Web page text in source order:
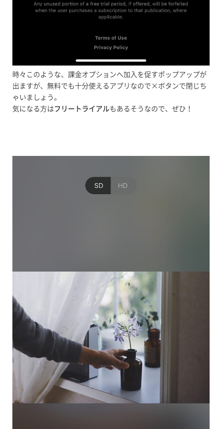
時々このような、課金オプションへ加入を促すポップアップが
出ますが、無料でも十分使えるアプリなので×ボタンで閉じち
ゃいましょう。
気になる方は フリートライアルもあるそうなので、ぜひ！